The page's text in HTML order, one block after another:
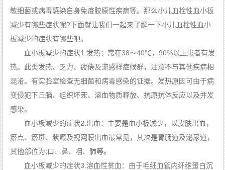
表
现
常
规
治
疗
患
者
护
理
中
医
食
疗
特
色
治
疗
血
小
板
减
少
的
治
疗
康
复
案
例
病
因
敏细菌或病毒感染自身免疫胶原性疾病等。那么小儿血栓性血小板
减少有哪些症状呢?下面就让我们一起来了解一下小儿血栓性血小
板减少的症状有哪些吧。
血小板减少的症状1.发热：常在38～40℃，90%以上患者有发
热。此类发热、乏力、疲倦及流感样症候群，注意不与其他疾病相
混淆。有实验室检查无细菌和病毒感染的证据。发热原因可由于病
变侵犯下丘脑、组织坏死、溶血物质释放、抗原抗体反应以及并发
感染。
血小板减少的症状2.出血：主要是血小板减少，以皮肤出血，
瘀点、瘀斑、紫癜及视网膜出血最常见，其次是胃肠道及泌尿道，
其他部位为;口、鼻、咽、肺等。
血小板减少的症状3.溶血性贫血：由于毛细血管内纤维蛋白沉